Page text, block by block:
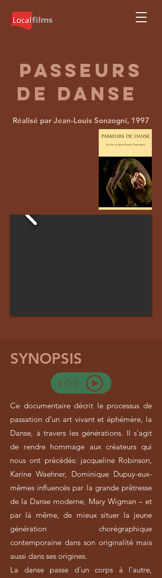
passeurs
de danse
Réalisé par Jean-Louis Sonzogni, 1997
SYNOPSIS
VOD
Ce documentaire décrit le processus de
passation d’un art vivant et éphémère, la
Danse, à travers les générations. Il s’agit
de rendre hommage aux créateurs qui
nous ont précédés: jacqueline Robinson,
Karine Waehner, Dominique Dupuy-eux-
mêmes influencés par la grande prêtresse
de la Danse moderne, Mary Wigman – et
par là même, de mieux situer la jeune
génération chorégraphique
contemporaine dans son originalité mais
aussi dans ses origines.
La danse passe d’un corps à l’autre,